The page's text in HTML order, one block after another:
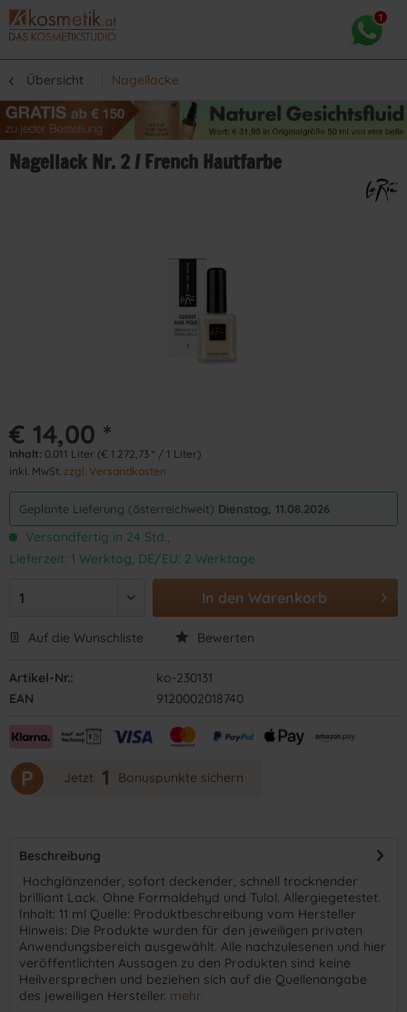
Übersicht Nagellacke
Nagellack Nr. 2 / French Hautfarbe
€ 14,00 *
Inhalt: 0.011 Liter (€ 1.272,73 * / 1 Liter)
inkl. MwSt. zzgl. Versandkosten
Geplante Lieferung (österreichweit) Dienstag, 11.08.2026
Versandfertig in 24 Std.,
Lieferzeit: 1 Werktag, DE/EU: 2 Werktage
In den Warenkorb
Auf die Wunschliste Bewerten
Artikel-Nr.:
ko-230131
EAN
9120002018740
P Jetzt 1 Bonuspunkte sichern
Beschreibung
​ Hochglänzender, sofort deckender, schnell trocknender
brilliant Lack. Ohne Formaldehyd und Tulol. Allergiegetestet.
Inhalt: 11 ml Quelle: Produktbeschreibung vom Hersteller
Hinweis: Die Produkte wurden für den jeweiligen privaten
Anwendungsbereich ausgewählt. Alle nachzulesenen und hier
veröffentlichten Aussagen zu den Produkten sind keine
Heilversprechen und beziehen sich auf die Quellenangabe
des jeweiligen Hersteller. mehr